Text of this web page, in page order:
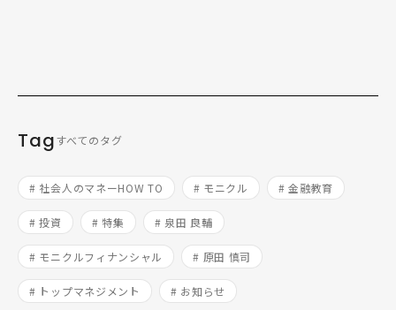
Tagすべてのタグ
# 社会人のマネーHOW TO # モニクル # 金融教育
# 投資 # 特集 # 泉田 良輔
# モニクルフィナンシャル # 原田 慎司
# トップマネジメント # お知らせ